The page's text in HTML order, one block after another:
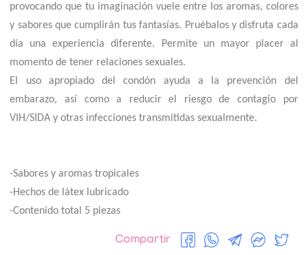
provocando que tu imaginación vuele entre los aromas, colores
y sabores que cumplirán tus fantasías. Pruébalos y disfruta cada
día una experiencia diferente. Permite un mayor placer al
momento de tener relaciones sexuales.
El uso apropiado del condón ayuda a la prevención del
embarazo, así como a reducir el riesgo de contagio por
VIH/SIDA y otras infecciones transmitidas sexualmente.
-Sabores y aromas tropicales
-Hechos de látex lubricado
-Contenido total 5 piezas
Compartir